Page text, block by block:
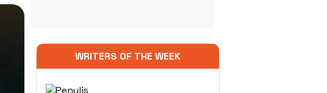
WRITERS OF THE WEEK